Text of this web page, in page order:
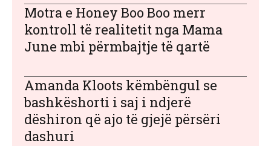
Motra e Honey Boo Boo merr
kontroll të realitetit nga Mama
June mbi përmbajtje të qartë
Amanda Kloots këmbëngul se
bashkëshorti i saj i ndjerë
dëshiron që ajo të gjejë përsëri
dashuri